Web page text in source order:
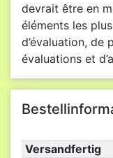
devrait être en
éléments les
d’évaluation, de
évaluations et
Versandfertig